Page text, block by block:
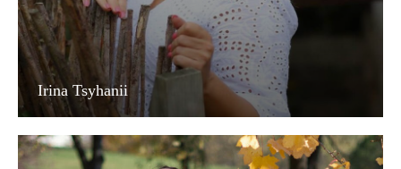
Irina Tsyhanii